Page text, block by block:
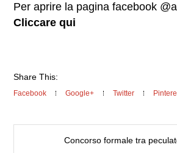
Per aprire la pagina facebook
Cliccare qui
Share This:
Facebook Google+ Twitter
Concorso formale tra